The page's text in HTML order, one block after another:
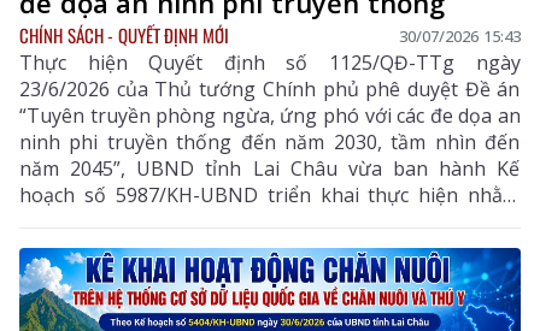
CHÍNH SÁCH - QUYẾT ĐỊNH MỚI 30/07/2026 15:43
Thực hiện Quyết định số 1125/QĐ-TTg ngày
23/6/2026 của Thủ tướng Chính phủ phê duyệt Đề án
“Tuyên truyền phòng ngừa, ứng phó với các đe dọa an
ninh phi truyền thống đến năm 2030, tầm nhìn đến
năm 2045”, UBND tỉnh Lai Châu vừa ban hành Kế
hoạch số 5987/KH-UBND triển khai thực hiện nhằm
nâng cao nhận thức, năng lực phòng ngừa, ứng phó
với các mối đe dọa an ninh phi truyền thống trên địa
bàn tỉnh.